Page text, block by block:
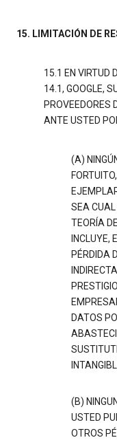
15. LIMITACIÓN DE
15.1 EN VIRTUD
14.1, GOOGLE,
PROVEEDORES
ANTE USTED
(A)
SEA
TEORÍA
INCLUYE,
PÉRDIDA
DATOS
(B)
USTED
OTROS